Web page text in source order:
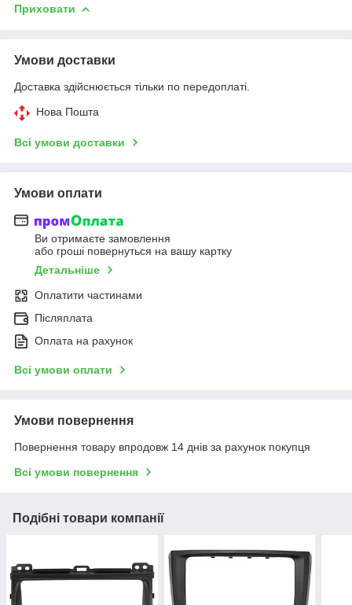
Приховати
Умови доставки
Доставка здійснюється тільки по передоплаті.
Нова Пошта
Всі умови доставки
Умови оплати
Ви отримаєте замовлення
або гроші повернуться на вашу картку
Детальніше
Оплатити частинами
Післяплата
Оплата на рахунок
Всі умови оплати
Умови повернення
Повернення товару впродовж 14 днів за рахунок покупця
Всі умови повернення
Подібні товари компанії